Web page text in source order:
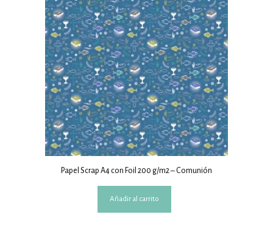
Papel Scrap A4 con Foil 200 g/m2 – Comunión
Añadir al carrito